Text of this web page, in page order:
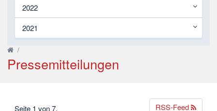
2022
2021
/
Pressemitteilungen
RSS-Feed
Seite 1 von 7.